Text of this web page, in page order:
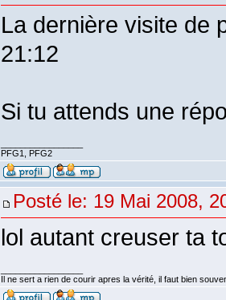
La dernière visite de
21:12
Si tu attends une
PFG1, PFG2
Posté le: 19 Mai 2008,
lol autant creuser ta
Il ne sert a rien de courir apres la vérité, il faut bien